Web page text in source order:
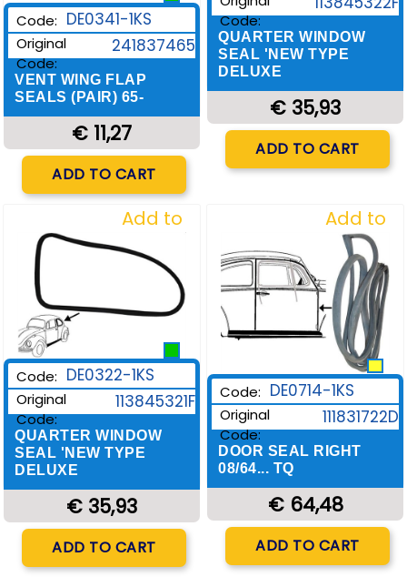
Code: DE0341-1KS
Original
Code:
241837465
VENT WING FLAP
SEALS (PAIR) 65-
€ 11,27
ADD TO CART
Code:
QUARTER WINDOW
SEAL 'NEW TYPE
DELUXE
€ 35,93
ADD TO CART
Add to
Wishlist
Code: DE0322-1KS
Original
Code:
113845321F
QUARTER WINDOW
SEAL 'NEW TYPE
DELUXE
€ 35,93
ADD TO CART
Add to
Wishlist
Code: DE0714-1KS
Original
Code:
111831722D
DOOR SEAL RIGHT
08/64... TQ
€ 64,48
ADD TO CART